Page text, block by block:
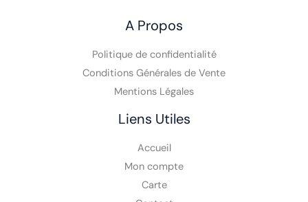
A Propos
Politique de confidentialité
Conditions Générales de Vente
Mentions Légales
Liens Utiles
Accueil
Mon compte
Carte